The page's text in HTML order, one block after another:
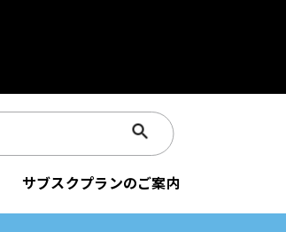
サブスクプランのご案内